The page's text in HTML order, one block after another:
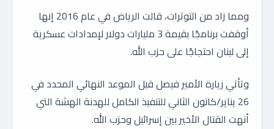
ومما زاد من التوترات، قالت الرياض في عام 2016 إنها
أوقفت برنامجًا بقيمة 3 مليارات دولار لإمدادات عسكرية
إلى لبنان احتجاجًا على حزب الله.
وتأتي زيارة الأمير فيصل قبل الموعد النهائي المحدد في
26 يناير/كانون الثاني للتنفيذ الكامل للهدنة الهشة التي
أنهت القتال الأخير بين إسرائيل وحزب الله.